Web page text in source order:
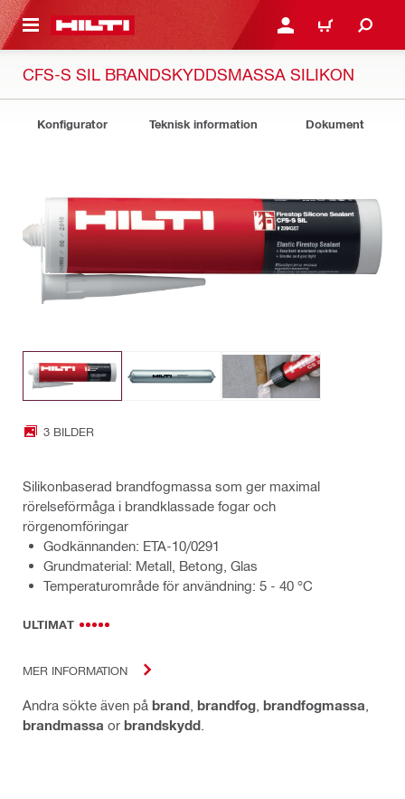
GÅ TILL HUVUDSIDAN LOGGA IN ELLER
VARUKORG
CFS-S SIL BRANDSKYDDSMASSA SILIKON
Konfigurator Teknisk information Dokument
3 BILDER
Silikonbaserad brandfogmassa som ger maximal
rörelseförmåga i brandklassade fogar och
rörgenomföringar
Godkännanden: ETA-10/0291
Grundmaterial: Metall, Betong, Glas
Temperaturområde för användning: 5 - 40 °C
ULTIMAT
MER INFORMATION
Andra sökte även på brand brandfog brandfogmassa
brandmassa or brandskydd